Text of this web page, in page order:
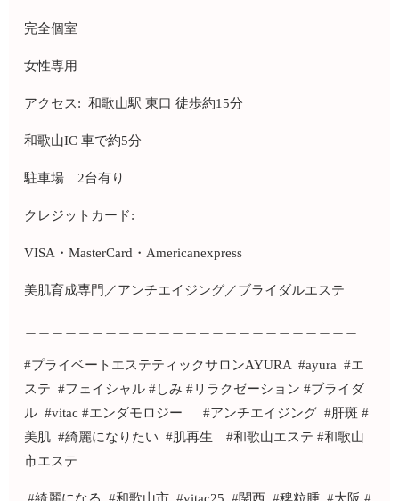
完全個室
女性専用
アクセス: 和歌山駅 東口 徒歩約15分
和歌山IC 車で約5分
駐車場 2台有り
クレジットカード:
VISA・MasterCard・Americanexpress
美肌育成専門／アンチエイジング／ブライダルエステ
#プライベートエステティックサロンAYURA #ayura #エ
ステ #フェイシャル #しみ #リラクゼーション #ブライダ
ル #vitac #エンダモロジー #アンチエイジング #肝斑 #
美肌 #綺麗になりたい #肌再生 #和歌山エステ #和歌山
市エステ